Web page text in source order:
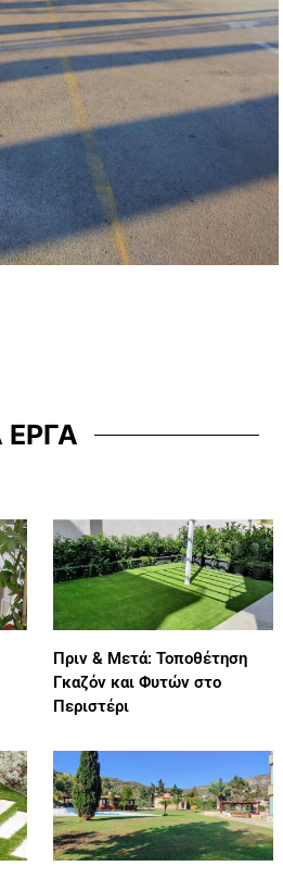
ΕΡΓΑ
Πριν & Μετά: Τοποθέτηση
Γκαζόν και Φυτών στο
Περιστέρι